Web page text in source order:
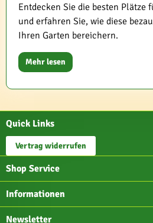
Entdecken Sie die besten Plätze
und erfahren Sie, wie diese
Ihren Garten bereichern.
Mehr lesen
Quick Links
Vertrag widerrufen
Shop Service
Informationen
Newsletter